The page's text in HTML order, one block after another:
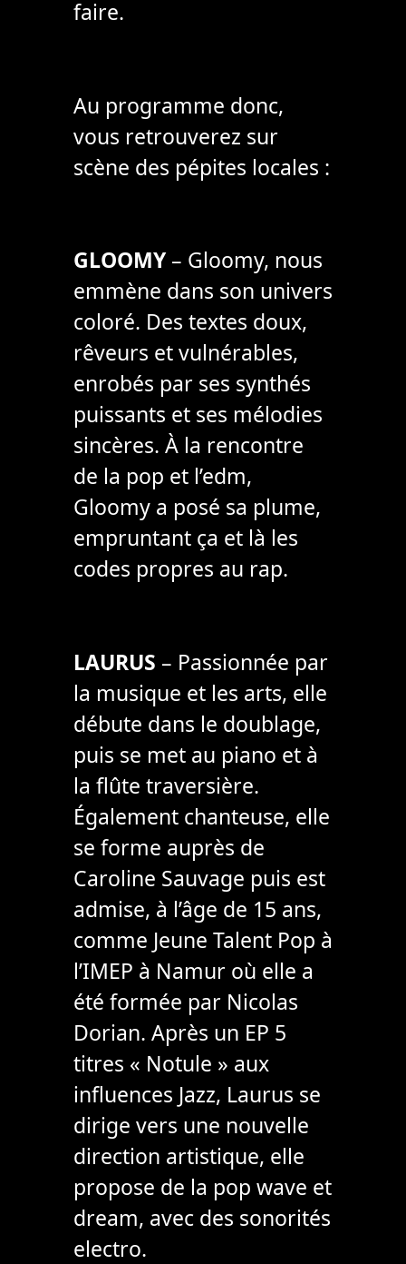
faire.
Au programme donc,
vous retrouverez sur
scène des pépites locales :
GLOOMY– Gloomy, nous
emmène dans son univers
coloré. Des textes doux,
rêveurs et vulnérables,
enrobés par ses synthés
puissants et ses mélodies
sincères. À la rencontre
de la pop et l’edm,
Gloomy a posé sa plume,
empruntant ça et là les
codes propres au rap.
LAURUS – Passionnée par
la musique et les arts, elle
débute dans le doublage,
puis se met au piano et à
la flûte traversière.
Également chanteuse, elle
se forme auprès de
Caroline Sauvage puis est
admise, à l’âge de 15 ans,
comme Jeune Talent Pop à
l’IMEP à Namur où elle a
été formée par Nicolas
Dorian. Après un EP 5
titres « Notule » aux
influences Jazz, Laurus se
dirige vers une nouvelle
direction artistique, elle
propose de la pop wave et
dream, avec des sonorités
electro.